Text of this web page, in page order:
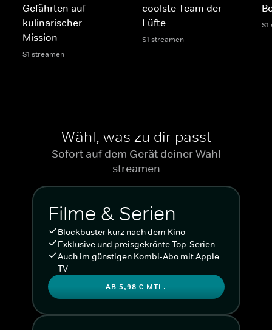
Gefährten auf
kulinarischer
Mission
S1 streamen
coolste Team der
Lüfte
S1 streamen
Wähl, was zu dir passt
Sofort auf dem Gerät deiner Wahl
streamen
Filme & Serien
Blockbuster kurz nach dem Kino
Exklusive und preisgekrönte Top-Serien
Auch im günstigen Kombi-Abo mit Apple
TV
AB 5,98 € MTL.